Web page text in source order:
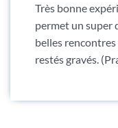
Très bonne
permet un super
belles
restés gravés.